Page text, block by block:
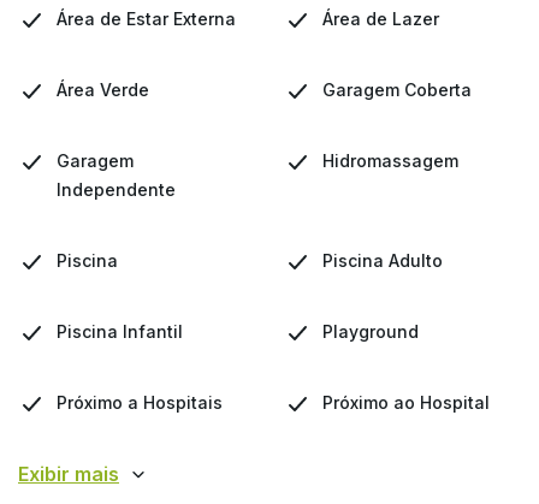
Área de Estar Externa Área de Lazer
Área Verde Garagem Coberta
Garagem
Independente
Hidromassagem
Piscina Piscina Adulto
Piscina Infantil Playground
Próximo a Hospitais Próximo ao Hospital
Exibir mais